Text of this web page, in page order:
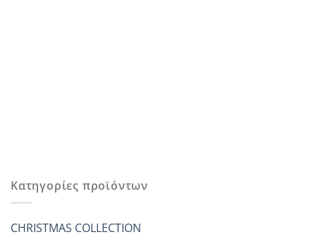
Κατηγορίες προϊόντων
CHRISTMAS COLLECTION